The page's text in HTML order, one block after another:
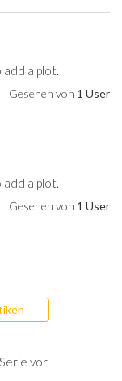
a plot.
Gesehen von 1 User
a plot.
Gesehen von 1 User
vor.